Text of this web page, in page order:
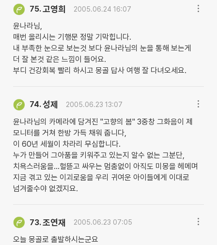
75.고영희 2005.06.24 16:07
윤나라님,
매번 올리시는 기행문 정말 기막힙니다.
내 부족한 눈으로 보는것 보다 윤나라님의 눈을 통해 보는게
더 잘 본것 같은 느낌이 들어요.
부디 건강회복 빨리 하시고 몽골 답사 여행 잘 다녀오세요.
74.성제 2005.06.23 13:07
윤나라님의 카메라에 담겨진 "고향의 봄" 3중창 그화음이 제
모니터를 거쳐 한방 가득 채워 줍니다,
이 60년 세월이 차라리 무심합니다.
누가 만들어 그아품을 키워주고 있는지 알수 없는 그분단,
치욕스러움을...헐뜯고 싸우는 멈춤없이 아직도 미몽을 헤메며
지금 겪고 있는 이괴로움을 우리 귀여운 아이들에게 이대로
넘겨줄수야 없겠지요.
73.조연재 2005.06.23 07:05
오늘 몽골로 출발하시는군요